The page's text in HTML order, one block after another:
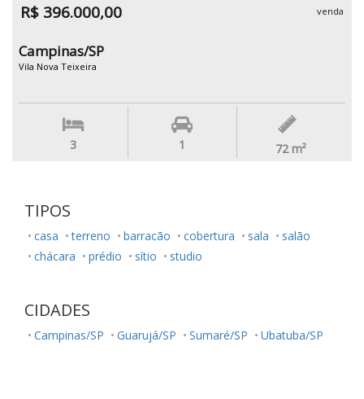
R$ 396.000,00 venda
Campinas/SP
Vila Nova Teixeira
3 1 72 m²
TIPOS
casa terreno barracão cobertura sala
salão
chácara
prédio sítio studio
CIDADES
Campinas/SP Guarujá/SP Sumaré/SP Ubatuba/SP